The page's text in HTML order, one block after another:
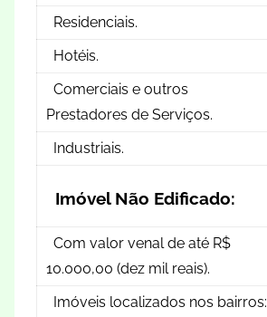
Residenciais.
Hotéis.
Comerciais e outros
Prestadores de Serviços.
Industriais.
Imóvel Não Edificado:
Com valor venal de até R$
10.000,00 (dez mil reais).
Imóveis localizados nos bairros: